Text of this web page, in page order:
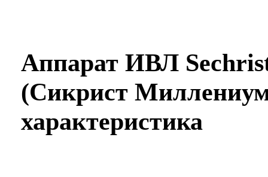
Аппарат ИВЛ
(Сикрист
характеристика